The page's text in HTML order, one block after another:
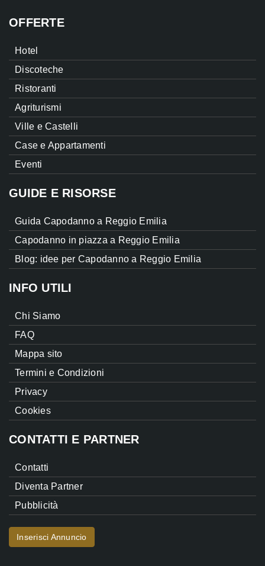
OFFERTE
Hotel
Discoteche
Ristoranti
Agriturismi
Ville e Castelli
Case e Appartamenti
Eventi
GUIDE E RISORSE
Guida Capodanno a Reggio Emilia
Capodanno in piazza a Reggio Emilia
Blog: idee per Capodanno a Reggio Emilia
INFO UTILI
Chi Siamo
FAQ
Mappa sito
Termini e Condizioni
Privacy
Cookies
CONTATTI E PARTNER
Contatti
Diventa Partner
Pubblicità
Inserisci Annuncio